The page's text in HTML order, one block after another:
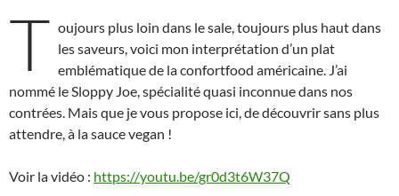
T oujours plus loin dans le sale, toujours plus haut dans
les saveurs, voici mon interprétation d’un plat
emblématique de la confortfood américaine. J’ai
nommé le Sloppy Joe, spécialité quasi inconnue dans nos
contrées. Mais que je vous propose ici, de découvrir sans plus
attendre, à la sauce vegan !
Voir la vidéo : https://youtu.be/gr0d3t6W37Q